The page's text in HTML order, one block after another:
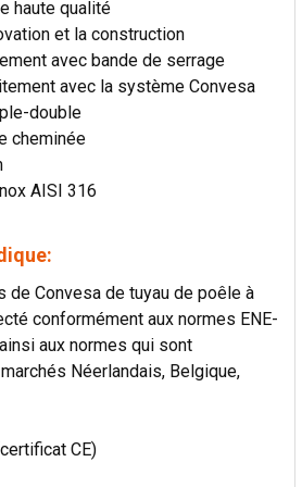
haute qualité
et la construction
avec bande de serrage
avec la système Convesa
double
cheminée
AISI 316
de Convesa de tuyau de poêle à
conformément aux normes ENE-
aux normes qui sont
Néerlandais, Belgique,
CE)